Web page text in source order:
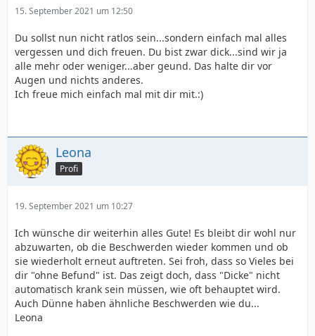
15. September 2021 um 12:50
Du sollst nun nicht ratlos sein...sondern einfach mal alles
vergessen und dich freuen. Du bist zwar dick...sind wir ja
alle mehr oder weniger...aber geund. Das halte dir vor
Augen und nichts anderes.
Ich freue mich einfach mal mit dir mit.:)
Leona
Profi
19. September 2021 um 10:27
Ich wünsche dir weiterhin alles Gute! Es bleibt dir wohl nur
abzuwarten, ob die Beschwerden wieder kommen und ob
sie wiederholt erneut auftreten. Sei froh, dass so Vieles bei
dir "ohne Befund" ist. Das zeigt doch, dass "Dicke" nicht
automatisch krank sein müssen, wie oft behauptet wird.
Auch Dünne haben ähnliche Beschwerden wie du...
Leona